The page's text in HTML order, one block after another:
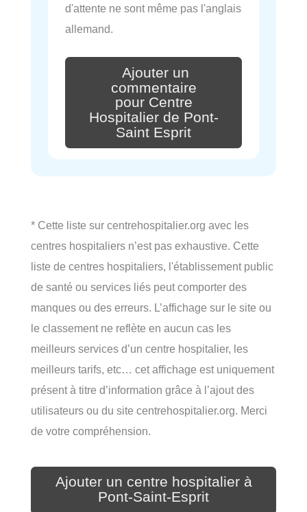
d'attente ne sont même pas l'anglais
allemand.
Ajouter un
commentaire
pour Centre
Hospitalier de Pont-
Saint Esprit
* Cette liste sur centrehospitalier.org avec les
centres hospitaliers n’est pas exhaustive. Cette
liste de centres hospitaliers, l'établissement public
de santé ou services liés peut comporter des
manques ou des erreurs. L’affichage sur le site ou
le classement ne reflète en aucun cas les
meilleurs services d’un centre hospitalier, les
meilleurs tarifs, etc… cet affichage est uniquement
présent à titre d’information grâce à l’ajout des
utilisateurs ou du site centrehospitalier.org. Merci
de votre compréhension.
Ajouter un centre hospitalier à
Pont-Saint-Esprit